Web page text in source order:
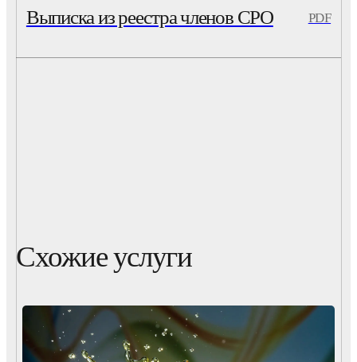
Выписка из реестра членов СРО PDF
Схожие услуги